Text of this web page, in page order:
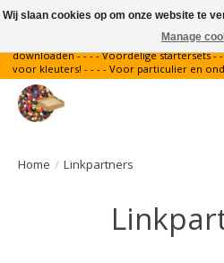
Gratis verzending binnen Nederland - - - -
downloaden - - - - Voordelige startersets -
voor kleuters! - - - - Voor particulier en
Home / Linkpartners
Wij slaan cookies op om onze website te
Manage